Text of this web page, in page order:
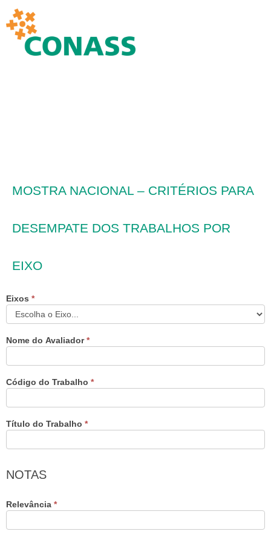
MOSTRA NACIONAL – CRITÉRIOS PARA
DESEMPATE DOS TRABALHOS POR
EIXO
MOSTRA
NACIONAL -
PARA
TRABALHOS
Eixos *
Nome do Avaliador*
Código do Trabalho *
Título do Trabalho *
NOTAS
Relevância *
Se você
é
humano,
este
campo
branco.